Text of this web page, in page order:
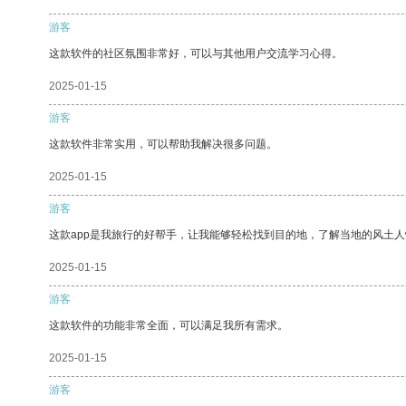
游客
这款软件的社区氛围非常好，可以与其他用户交流学习心得。
2025-01-15
游客
这款软件非常实用，可以帮助我解决很多问题。
2025-01-15
游客
这款app是我旅行的好帮手，让我能够轻松找到目的地，了解当地的风土
2025-01-15
游客
这款软件的功能非常全面，可以满足我所有需求。
2025-01-15
游客